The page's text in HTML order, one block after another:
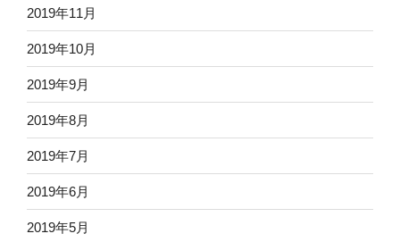
2019年11月
2019年10月
2019年9月
2019年8月
2019年7月
2019年6月
2019年5月